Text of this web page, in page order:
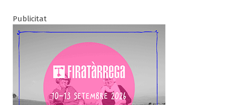
Publicitat